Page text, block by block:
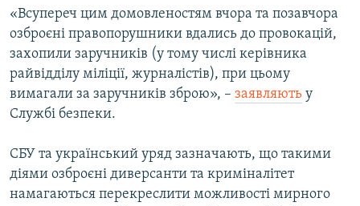
«Всупереч цим домовленостям вчора та позавчора
озброєні правопорушники вдались до провокацій,
захопили заручників (у тому числі керівника
райвідділу міліції, журналістів), при цьому
вимагали за заручників зброю», – заявляють у
Службі безпеки.
СБУ та український уряд зазначають, що такими
діями озброєні диверсанти та криміналітет
намагаються перекреслити можливості мирного